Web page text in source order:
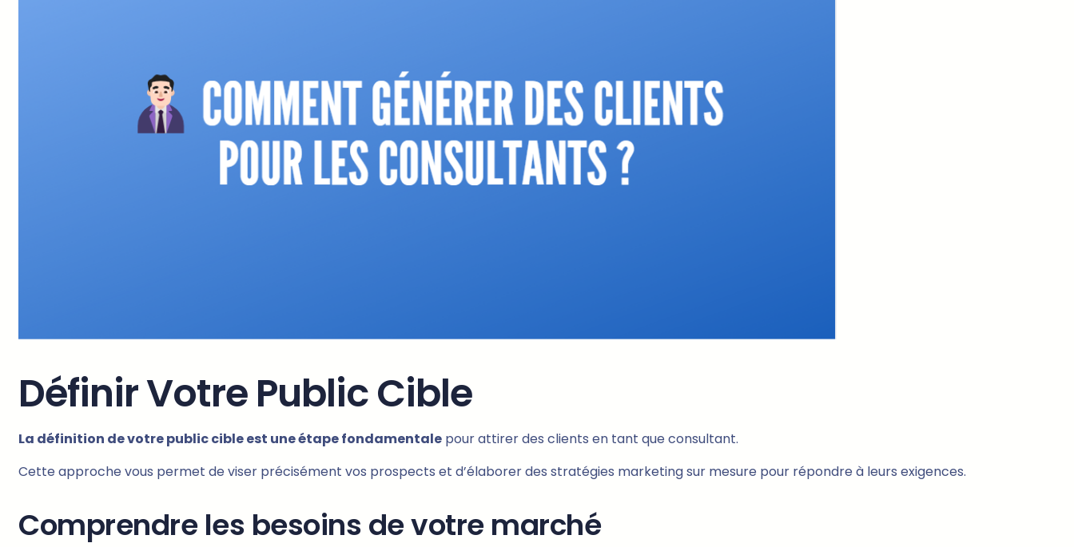
Définir Votre Public Cible
La définition de votre public cible est une étape fondamentale pour attirer des clients en tant que consultant.
Cette approche vous permet de viser précisément vos prospects et d’élaborer des stratégies marketing sur mesure pour répondre à leurs exigences.
Comprendre les besoins de votre marché